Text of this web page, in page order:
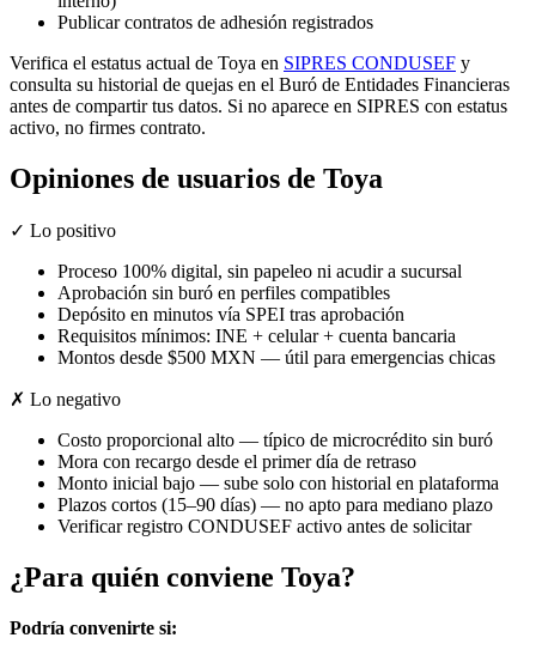
Publicar contratos de adhesión registrados
Verifica el estatus actual de Toya en SIPRES CONDUSEF y
consulta su historial de quejas en el Buró de Entidades Financieras
antes de compartir tus datos. Si no aparece en SIPRES con estatus
activo, no firmes contrato.
Opiniones de usuarios de Toya
✓ Lo positivo
Proceso 100% digital, sin papeleo ni acudir a sucursal
Aprobación sin buró en perfiles compatibles
Depósito en minutos vía SPEI tras aprobación
Requisitos mínimos: INE + celular + cuenta bancaria
Montos desde $500 MXN — útil para emergencias chicas
✗ Lo negativo
Costo proporcional alto — típico de microcrédito sin buró
Mora con recargo desde el primer día de retraso
Monto inicial bajo — sube solo con historial en plataforma
Plazos cortos (15–90 días) — no apto para mediano plazo
Verificar registro CONDUSEF activo antes de solicitar
¿Para quién conviene Toya?
Podría convenirte si: